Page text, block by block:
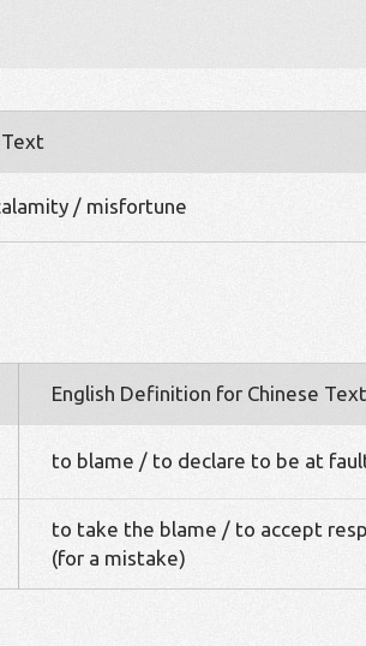
/ misfortune
English Definition for Chinese Text
to blame / to declare to be at
to take the blame / to accept
(for a mistake)